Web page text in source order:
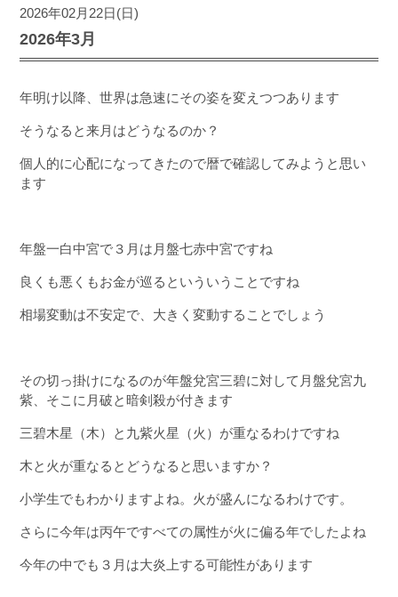
2026年02月22日(日)
2026年3月
年明け以降、世界は急速にその姿を変えつつあります
そうなると来月はどうなるのか？
個人的に心配になってきたので暦で確認してみようと思い
ます
年盤一白中宮で３月は月盤七赤中宮ですね
良くも悪くもお金が巡るといういうことですね
相場変動は不安定で、大きく変動することでしょう
その切っ掛けになるのが年盤兌宮三碧に対して月盤兌宮九
紫、そこに月破と暗剣殺が付きます
三碧木星（木）と九紫火星（火）が重なるわけですね
木と火が重なるとどうなると思いますか？
小学生でもわかりますよね。火が盛んになるわけです。
さらに今年は丙午ですべての属性が火に偏る年でしたよね
今年の中でも３月は大炎上する可能性があります